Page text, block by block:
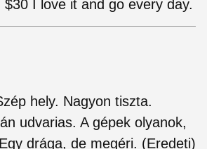
$30 I love it and go every day.
hely. Nagyon tiszta.
udvarias. A gépek olyanok,
drága, de megéri. (Eredeti)